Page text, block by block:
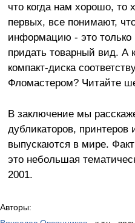
что когда нам хорошо,
первых, все понимают,
информацию - это
придать товарный вид. А
компакт-диска
Фломастером? Читайте
В заключение мы
дубликаторов, принтеров
выпускаются в мире.
это небольшая
2001.
Авторы: